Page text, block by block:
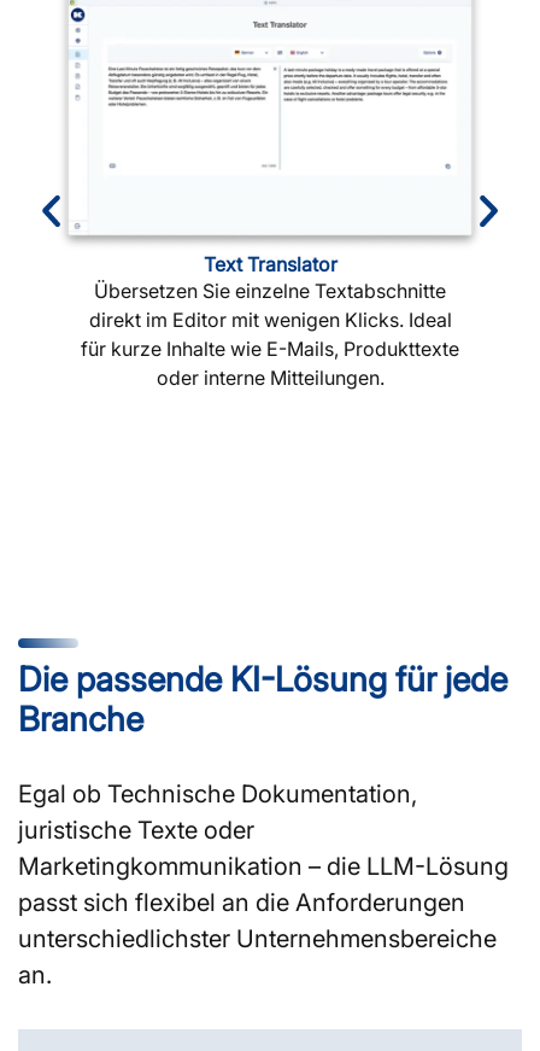
Text Translator
Übersetzen Sie einzelne Textabschnitte
direkt im Editor mit wenigen Klicks. Ideal
für kurze Inhalte wie E-Mails, Produkttexte
oder interne Mitteilungen.
Die passende KI-Lösung für jede
Branche
Egal ob Technische Dokumentation,
juristische Texte oder
Marketingkommunikation – die LLM-Lösung
passt sich flexibel an die Anforderungen
unterschiedlichster Unternehmensbereiche
an.